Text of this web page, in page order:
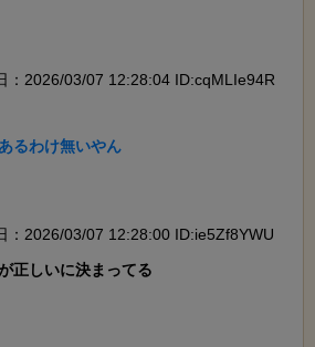
：2026/03/07 12:28:04 ID:cqMLIe94R
るわけ無いやん
：2026/03/07 12:28:00 ID:ie5Zf8YWU
正しいに決まってる